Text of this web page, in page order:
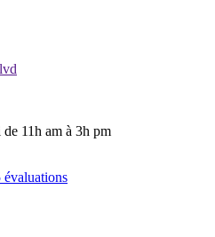
11h am à 3h pm
évaluations